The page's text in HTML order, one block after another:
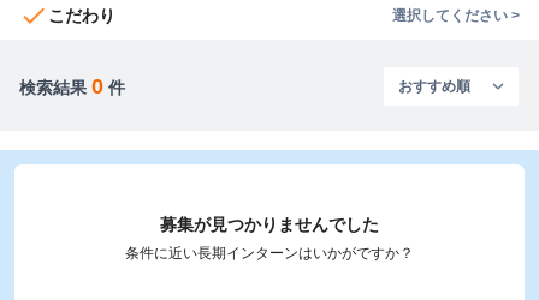
check こだわり 選択してください >
検索結果 0 件
募集が見つかりませんでした
条件に近い長期インターンはいかがですか？